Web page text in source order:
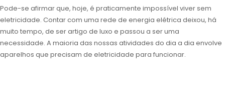
Pode-se afirmar que, hoje, é praticamente impossível viver sem
eletricidade. Contar com uma rede de energia elétrica deixou, há
muito tempo, de ser artigo de luxo e passou a ser uma
necessidade. A maioria das nossas atividades do dia a dia envolve
aparelhos que precisam de eletricidade para funcionar.